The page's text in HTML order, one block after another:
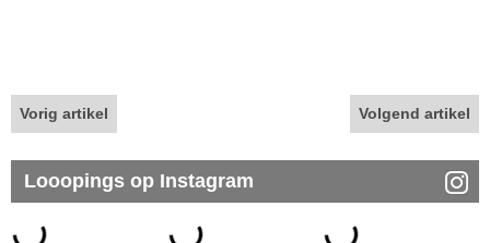
Vorig artikel Volgend artikel
Looopings op Instagram